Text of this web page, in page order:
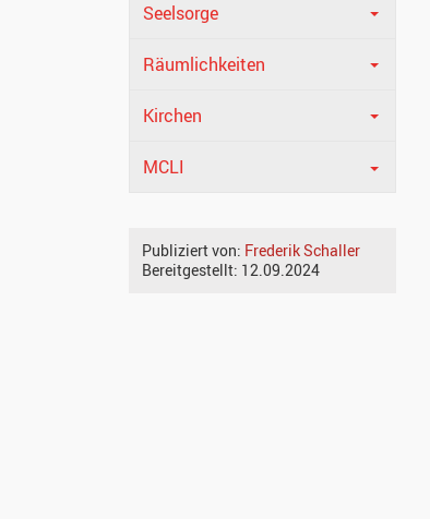
Seelsorge
Räumlichkeiten
Kirchen
MCLI
Publiziert von: Frederik Schaller
Bereitgestellt: 12.09.2024